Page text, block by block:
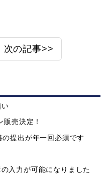
次の記事>>
売決定！
提出が年一回必須です
入力が可能になりました